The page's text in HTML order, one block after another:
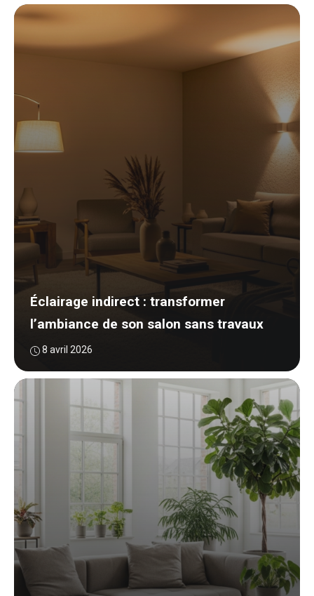
Éclairage indirect : transformer
l’ambiance de son salon sans travaux
8 avril 2026